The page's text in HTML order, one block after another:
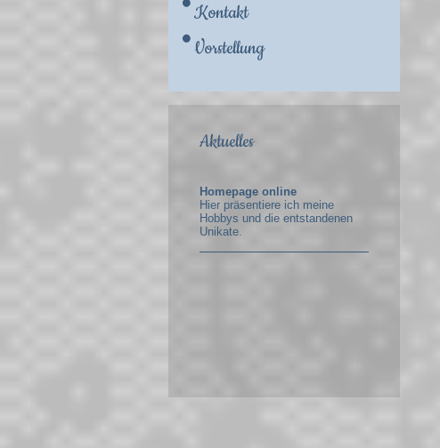
Kontakt
Vorstellung
Aktuelles
Homepage online
Hier präsentiere ich meine
Hobbys und die entstandenen
Unikate.